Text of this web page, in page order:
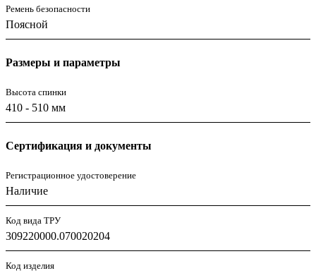
Ремень безопасности
Поясной
Размеры и параметры
Высота спинки
410 - 510 мм
Сертификация и документы
Регистрационное удостоверение
Наличие
Код вида ТРУ
309220000.070020204
Код изделия